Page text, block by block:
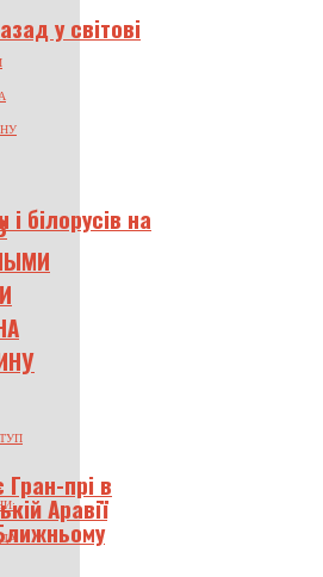
у світові
і білорусів на
прі в
Аравії